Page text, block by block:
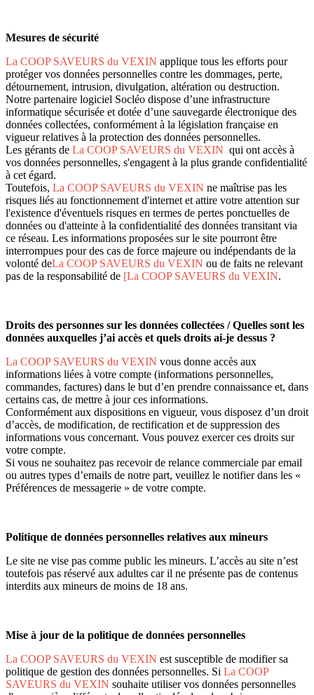
Mesures de sécurité
La COOP SAVEURS du VEXIN applique tous les efforts pour
protéger vos données personnelles contre les dommages, perte,
détournement, intrusion, divulgation, altération ou destruction.
Notre partenaire logiciel Socléo dispose d’une infrastructure
informatique sécurisée et dotée d’une sauvegarde électronique des
données collectées, conformément à la législation française en
vigueur relatives à la protection des données personnelles.
Les gérants de La COOP SAVEURS du VEXIN qui ont accès à
vos données personnelles, s'engagent à la plus grande confidentialité
à cet égard.
Toutefois, La COOP SAVEURS du VEXIN ne maîtrise pas les
risques liés au fonctionnement d'internet et attire votre attention sur
l'existence d'éventuels risques en termes de pertes ponctuelles de
données ou d'atteinte à la confidentialité des données transitant via
ce réseau. Les informations proposées sur le site pourront être
interrompues pour des cas de force majeure ou indépendants de la
volonté deLa COOP SAVEURS du VEXIN ou de faits ne relevant
pas de la responsabilité de [La COOP SAVEURS du VEXIN.
Droits des personnes sur les données collectées / Quelles sont les
données auxquelles j’ai accès et quels droits ai-je dessus ?
La COOP SAVEURS du VEXIN vous donne accès aux
informations liées à votre compte (informations personnelles,
commandes, factures) dans le but d’en prendre connaissance et, dans
certains cas, de mettre à jour ces informations.
Conformément aux dispositions en vigueur, vous disposez d’un droit
d’accès, de modification, de rectification et de suppression des
informations vous concernant. Vous pouvez exercer ces droits sur
votre compte.
Si vous ne souhaitez pas recevoir de relance commerciale par email
ou autres types d’emails de notre part, veuillez le notifier dans les «
Préférences de messagerie » de votre compte.
Politique de données personnelles relatives aux mineurs
Le site ne vise pas comme public les mineurs. L’accès au site n’est
toutefois pas réservé aux adultes car il ne présente pas de contenus
interdits aux mineurs de moins de 18 ans.
Mise à jour de la politique de données personnelles
La COOP SAVEURS du VEXIN est susceptible de modifier sa
politique de gestion des données personnelles. Si La COOP
SAVEURS du VEXIN souhaite utiliser vos données personnelles